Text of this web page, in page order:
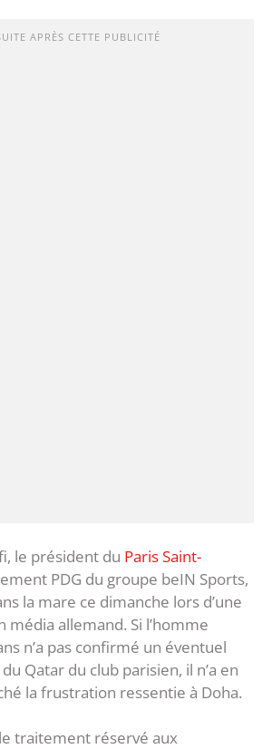
APRÈS CETTE PUBLICITÉ
le président du Paris Saint-
PDG du groupe beIN Sports,
la mare ce dimanche lors d’une
média allemand. Si l’homme
n’a pas confirmé un éventuel
Qatar du club parisien, il n’a en
la frustration ressentie à Doha.
le traitement réservé aux